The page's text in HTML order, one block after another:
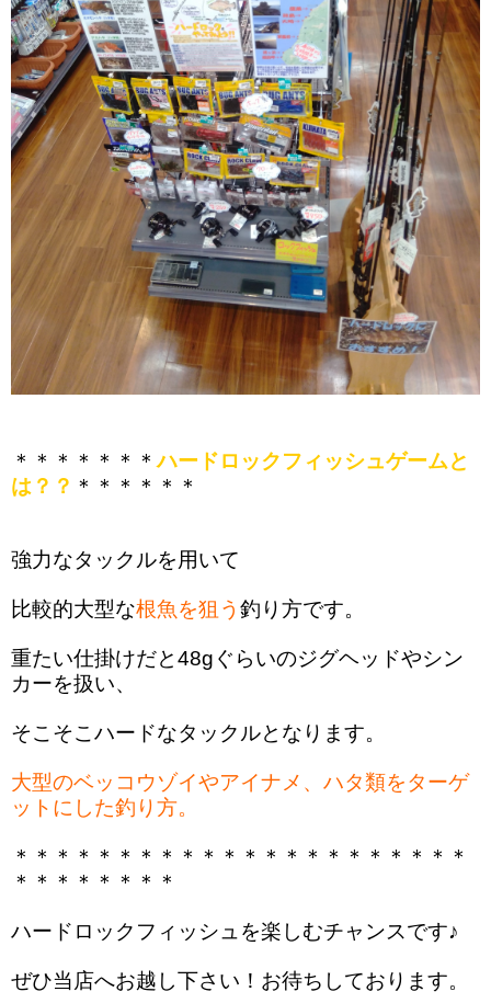
＊＊＊＊＊＊＊ハードロックフィッシュゲームと
は？？ ＊＊＊＊＊＊
強力なタックルを用いて
比較的大型な根魚を狙う 釣り方です。
重たい仕掛けだと48gぐらいのジグヘッドやシン
カーを扱い、
そこそこハードなタックルとなります。
大型のベッコウゾイやアイナメ、ハタ類をターゲ
ットにした釣り方。
＊＊＊＊＊＊＊＊＊＊＊＊＊＊＊＊＊＊＊＊＊＊
＊＊＊＊＊＊＊＊
ハードロックフィッシュを楽しむチャンスです♪
ぜひ当店へお越し下さい！お待ちしております。